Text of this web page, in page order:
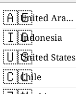
🇦🇪 United Arab Emirates
🇮🇩Indonesia
🇺🇸United States
🇨🇱
Chile